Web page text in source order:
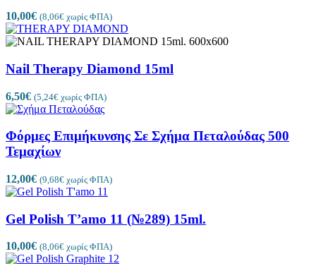
10,00€ (8,06€ χωρίς ΦΠΑ)
Nail Therapy Diamond 15ml
6,50€ (5,24€ χωρίς ΦΠΑ)
Φόρμες Επιμήκυνσης Σε Σχήμα Πεταλούδας 500
Τεμαχίων
12,00€ (9,68€ χωρίς ΦΠΑ)
Gel Polish T’amo 11 (№289) 15ml.
10,00€ (8,06€ χωρίς ΦΠΑ)